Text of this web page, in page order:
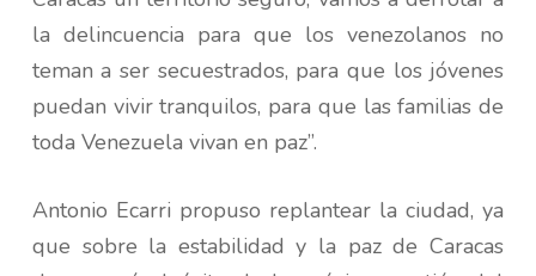
la delincuencia para que los venezolanos no
teman a ser secuestrados, para que los jóvenes
puedan vivir tranquilos, para que las familias de
toda Venezuela vivan en paz”.
Antonio Ecarri propuso replantear la ciudad, ya
que sobre la estabilidad y la paz de Caracas